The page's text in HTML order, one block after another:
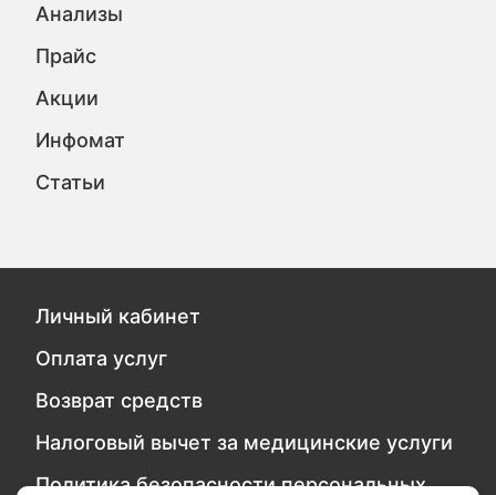
Анализы
Прайс
Акции
Инфомат
Статьи
Личный кабинет
Оплата услуг
Возврат средств
Налоговый вычет за медицинские услуги
Политика безопасности персональных